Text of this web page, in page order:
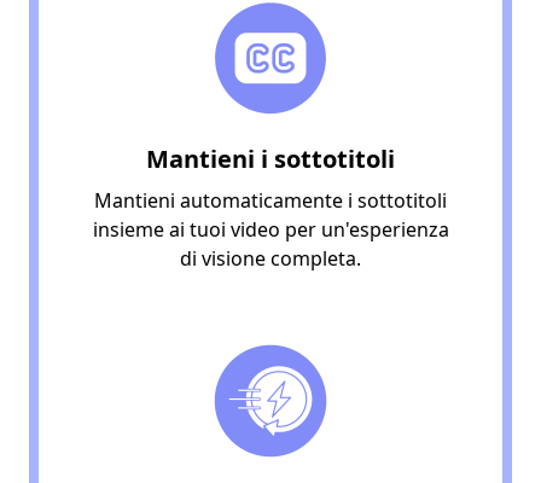
Mantieni i sottotitoli
Mantieni automaticamente i sottotitoli
insieme ai tuoi video per un'esperienza
di visione completa.